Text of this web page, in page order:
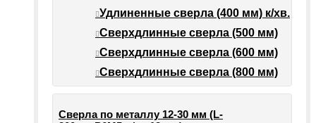
Удлиненные сверла (400 мм) к/хв.
Сверхдлинные сверла (500 мм)
Сверхдлинные сверла (600 мм)
Сверхдлинные сверла (800 мм)
Сверла по металлу 12-30 мм (L-